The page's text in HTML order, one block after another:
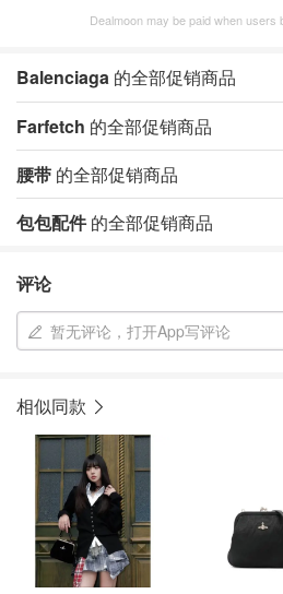
Dealmoon may be paid when users
Balenciaga 的全部促销商品
Farfetch 的全部促销商品
腰带 的全部促销商品
包包配件的全部促销商品
评论
暂无评论，打开App写评论
相似同款